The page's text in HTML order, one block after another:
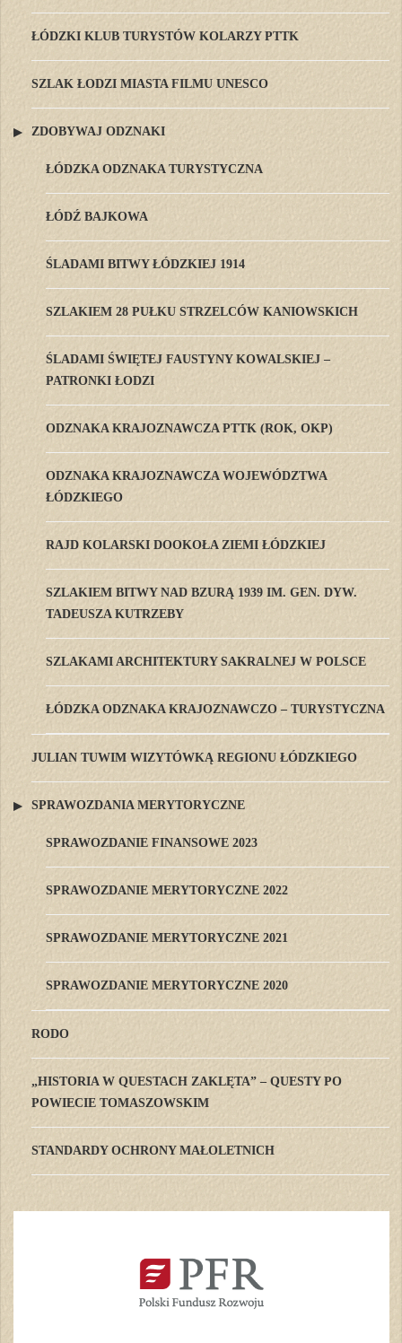
ŁÓDZKI KLUB TURYSTÓW KOLARZY PTTK
SZLAK ŁODZI MIASTA FILMU UNESCO
ZDOBYWAJ ODZNAKI
ŁÓDZKA ODZNAKA TURYSTYCZNA
ŁÓDŹ BAJKOWA
ŚLADAMI BITWY ŁÓDZKIEJ 1914
SZLAKIEM 28 PUŁKU STRZELCÓW KANIOWSKICH
ŚLADAMI ŚWIĘTEJ FAUSTYNY KOWALSKIEJ –
PATRONKI ŁODZI
ODZNAKA KRAJOZNAWCZA PTTK (ROK, OKP)
ODZNAKA KRAJOZNAWCZA WOJEWÓDZTWA
ŁÓDZKIEGO
RAJD KOLARSKI DOOKOŁA ZIEMI ŁÓDZKIEJ
SZLAKIEM BITWY NAD BZURĄ 1939 IM. GEN. DYW.
TADEUSZA KUTRZEBY
SZLAKAMI ARCHITEKTURY SAKRALNEJ W POLSCE
ŁÓDZKA ODZNAKA KRAJOZNAWCZO – TURYSTYCZNA
JULIAN TUWIM WIZYTÓWKĄ REGIONU ŁÓDZKIEGO
SPRAWOZDANIA MERYTORYCZNE
SPRAWOZDANIE FINANSOWE 2023
SPRAWOZDANIE MERYTORYCZNE 2022
SPRAWOZDANIE MERYTORYCZNE 2021
SPRAWOZDANIE MERYTORYCZNE 2020
RODO
„HISTORIA W QUESTACH ZAKLĘTA” – QUESTY PO
POWIECIE TOMASZOWSKIM
STANDARDY OCHRONY MAŁOLETNICH